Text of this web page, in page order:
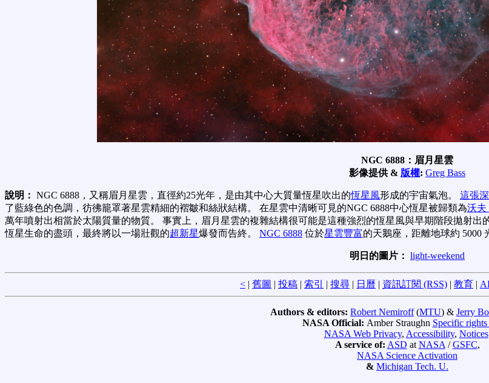
NGC 6888：眉月星雲
影像提供 & 版權: Greg Bass
說明： NGC 6888，又稱眉月星雲，直徑約25光年，是由其中心大質量恆星吹出的恆星風形成的宇宙氣泡。 這張
了藍綠色的色調，彷彿籠罩著星雲精細的褶皺和絲狀結構。 在星雲中清晰可見的NGC 6888中心恆星被歸類為沃夫
萬年噴射出相當於太陽質量的物質。 事實上，眉月星雲的複雜結構很可能是這種強烈的恆星風與早期階段拋射
恆星生命的盡頭，最終將以一場壯觀的超新星爆發而告終。 NGC 6888 位於星雲豐富的天鵝座，距離地球約 5000
明日的圖片： light-weekend
< | 舊圖 | 投稿 | 索引 | 搜尋 | 日曆 | 資訊訂閱 (RSS) | 教育 |
Authors & editors: Robert Nemiroff(MTU) & Jerry
NASA Official: Amber Straughn Specific rights
NASA Web Privacy, Accessibility, Notices
A service of: ASD at NASA /GSFC,
NASA Science Activation
& Michigan Tech. U.